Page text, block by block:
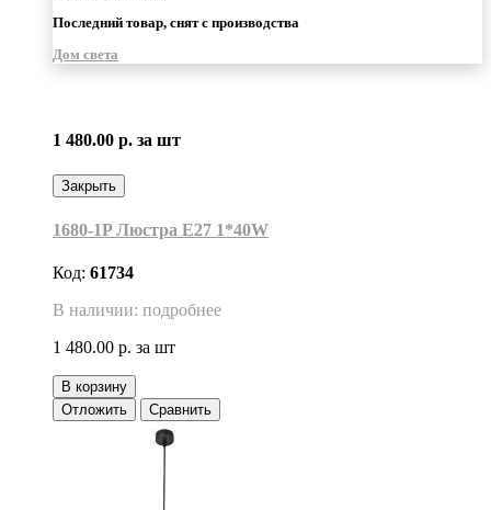
Последний товар, снят с производства
Дом света
1 480.00 р. за шт
Закрыть
1680-1P Люстра Е27 1*40W
Код: 61734
В наличии: подробнее
1 480.00 р. за шт
В корзину
Отложить
Сравнить